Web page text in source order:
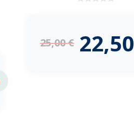
25,00€ 22,50